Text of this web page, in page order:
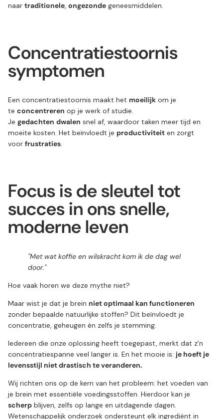
naar traditionele, ongezonde geneesmiddelen.
Concentratiestoornis
symptomen
Een concentratiestoornis maakt het moeilijk om je
te concentreren op je werk of studie.
Je gedachten dwalen snel af, waardoor taken meer tijd en
moeite kosten. Het beïnvloedt je productiviteit en zorgt
voor frustraties.
Focus is de sleutel tot
succes in ons snelle,
moderne leven
"Met wat koffie en wilskracht kom ik de dag wel
door."
Hoe vaak horen we deze mythe niet?
Maar wist je dat je brein niet optimaal kan functioneren
zonder bepaalde natuurlijke stoffen? Dit beïnvloedt je
concentratie, geheugen én zelfs je stemming.
Iedereen die onze oplossing heeft toegepast, merkt dat z'n
concentratiespanne veel langer is. En het mooie is: je hoeft je
levensstijl niet drastisch te veranderen.
Wij richten ons op de kern van het probleem: het voeden van
je brein met essentiële voedingsstoffen. Hierdoor kan je
scherp blijven, zelfs op lange en uitdagende dagen.
Wetenschappelijk onderzoek ondersteunt elk ingrediënt in